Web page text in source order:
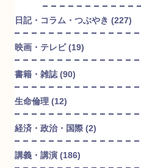
日記・コラム・つぶやき (227)
映画・テレビ (19)
書籍・雑誌 (90)
生命倫理 (12)
経済・政治・国際 (2)
講義・講演 (186)